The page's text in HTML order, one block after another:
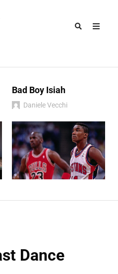
Bad Boy Isiah
Daniele Vecchi
Dance